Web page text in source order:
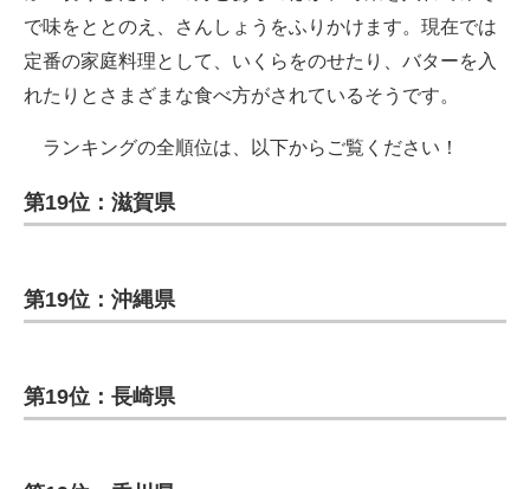
で味をととのえ、さんしょうをふりかけます。現在では
定番の家庭料理として、いくらをのせたり、バターを入
れたりとさまざまな食べ方がされているそうです。
ランキングの全順位は、以下からご覧ください！
第19位：滋賀県
第19位：沖縄県
第19位：長崎県